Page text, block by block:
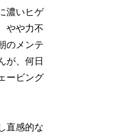
濃いヒゲ
やや力不
のメンテ
が、何日
ービング
直感的な